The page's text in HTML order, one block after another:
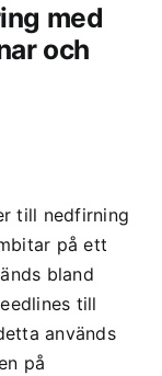
med
och
till nedfirning
på ett
bland
till
används
på